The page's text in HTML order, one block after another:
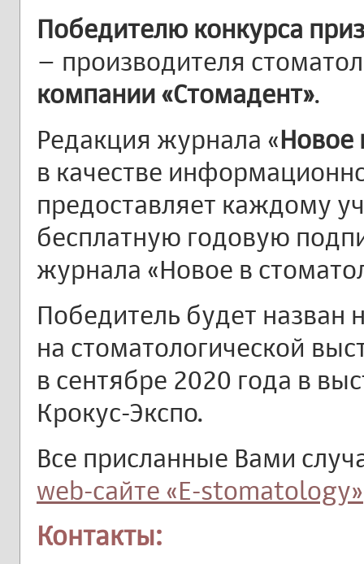
Победителю конкурса приз
– производителя
компании «Стомадент».
Редакция журнала «Новое
в качестве
предоставляет каждому
бесплатную годовую
журнала «Новое в
Победитель будет
на стоматологической
в сентябре 2020 года в
Крокус-Экспо.
Все присланные Вами
web-сайте «E-stomatology»
Контакты: